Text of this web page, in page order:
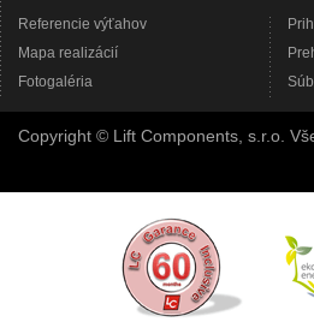
Referencie výťahov
Mapa realizácií
Fotogaléria
Copyright © Lift Components, s.r.o.